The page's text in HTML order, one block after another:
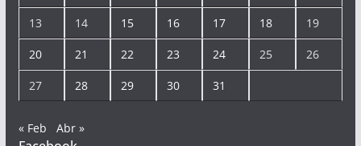
13 14 15 16 17 18 19
20 21 22 23 24 25 26
27 28 29 30 31
« Feb Abr »